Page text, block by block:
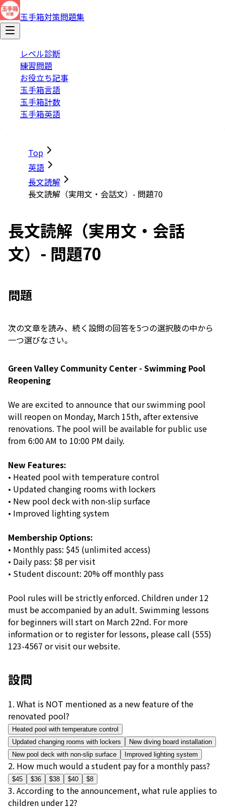
玉手箱対策問題集
レベル診断
練習問題
お役立ち記事
玉手箱言語
玉手箱計数
玉手箱英語
Top
英語
長文読解
長文読解（実用文・会話文）- 問題70
長文読解（実用文・会話
文）- 問題70
問題
次の文章を読み、続く設問の回答を5つの選択肢の中から
一つ選びなさい。
Green Valley Community Center - Swimming Pool
Reopening
We are excited to announce that our swimming pool
will reopen on Monday, March 15th, after extensive
renovations. The pool will be available for public use
from 6:00 AM to 10:00 PM daily.
New Features:
• Heated pool with temperature control
• Updated changing rooms with lockers
• New pool deck with non-slip surface
• Improved lighting system
Membership Options:
• Monthly pass: $45 (unlimited access)
• Daily pass: $8 per visit
• Student discount: 20% off monthly pass
Pool rules will be strictly enforced. Children under 12
must be accompanied by an adult. Swimming lessons
for beginners will start on March 22nd. For more
information or to register for lessons, please call (555)
123-4567 or visit our website.
設問
1. What is NOT mentioned as a new feature of the
renovated pool?
Heated pool with temperature control
Updated changing rooms with lockers
New diving board installation
New pool deck with non-slip surface
Improved lighting system
2. How much would a student pay for a monthly pass?
$45 $36 $38 $40 $8
3. According to the announcement, what rule applies to
children under 12?